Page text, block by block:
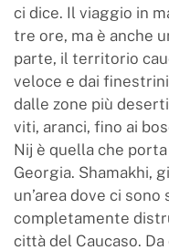
ci dice. Il viaggio in
tre ore, ma è anche
parte, il territorio
veloce e dai
dalle zone più
viti, aranci, fino ai
Nij è quella che
Georgia. Shamakhi,
un’area dove ci
completamente
città del Caucaso.